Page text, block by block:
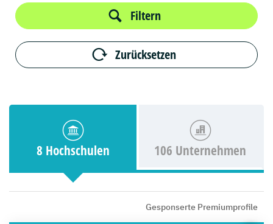
Filtern
Zurücksetzen
8 Hochschulen 106 Unternehmen
Gesponserte Premiumprofile